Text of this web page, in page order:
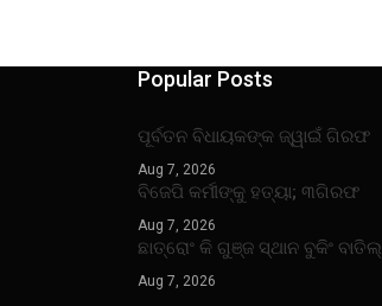
Popular Posts
ପୂର୍ବତନ ବିଧାୟକଙ୍କ ଜ୍ୱାଇଁ ଗିରଫ
Aug 7, 2026
ବିଜେପି କର୍ମୀଙ୍କୁ ହତ୍ୟା; ୩ଗିରଫ
Aug 7, 2026
ଛାତ୍ରୋଂ କି ଗୁଞ୍ଜ ସ୍ଥାନ ବୁକିଂ ବାତିଲ୍
Aug 7, 2026